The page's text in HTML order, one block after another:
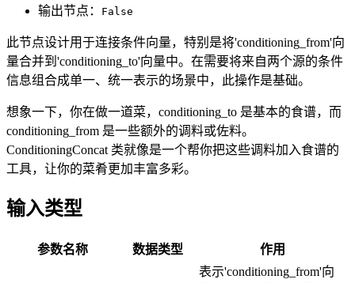
输出节点： False
此节点设计用于连接条件向量，特别是将'conditioning_from'向
量合并到'conditioning_to'向量中。在需要将来自两个源的条件
信息组合成单一、统一表示的场景中，此操作是基础。
想象一下，你在做一道菜，conditioning_to 是基本的食谱，而
conditioning_from 是一些额外的调料或佐料。
ConditioningConcat 类就像是一个帮你把这些调料加入食谱的
工具，让你的菜肴更加丰富多彩。
输入类型
参数名称 数据类型 作用
表示'conditioning_from'向